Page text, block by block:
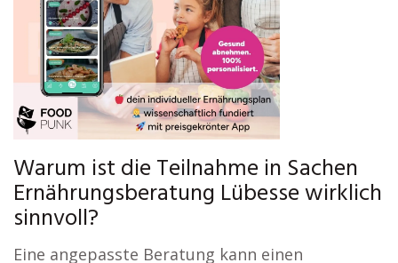
Warum ist die Teilnahme in Sachen
Ernährungsberatung Lübesse wirklich
sinnvoll?
Eine angepasste Beratung kann einen